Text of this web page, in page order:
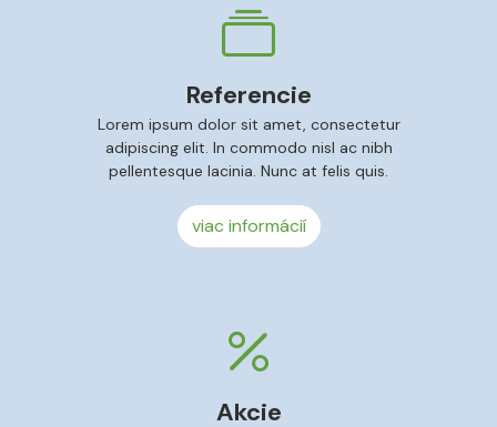
Referencie
Lorem ipsum dolor sit amet, consectetur
adipiscing elit. In commodo nisl ac nibh
pellentesque lacinia. Nunc at felis quis.
viac informácií
Akcie